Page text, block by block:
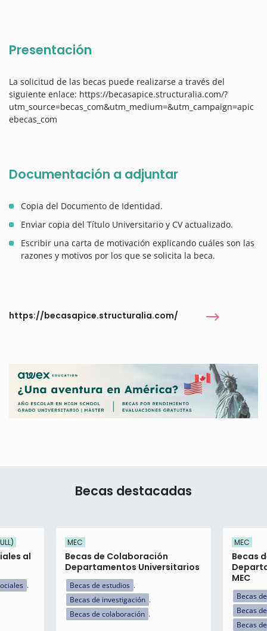
Presentación
La solicitud de las becas puede realizarse a través del
siguiente enlace: https://becasapice.structuralia.com/?
utm_source=becas_com&utm_medium=&utm_campaign=apic
ebecas_com
Documentación a adjuntar
Copia del Documento de Identidad.
Enviar copia del Título Universitario y CV actualizado.
Escribir una carta de motivación explicando cuáles son las
razones y motivos por los que se solicita la beca.
https://becasapice.structuralia.com/
Becas destacadas
al
MEC
Becas de Colaboración
Departamentos Universitarios
Becas de estudios
Becas de investigación
Becas de colaboración
MEC
Becas
MEC
Becas
Becas
Becas